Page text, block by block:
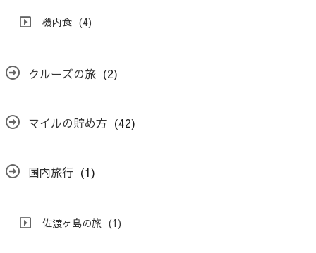
機内食 (4)
クルーズの旅 (2)
マイルの貯め方 (42)
国内旅行 (1)
佐渡ヶ島の旅 (1)